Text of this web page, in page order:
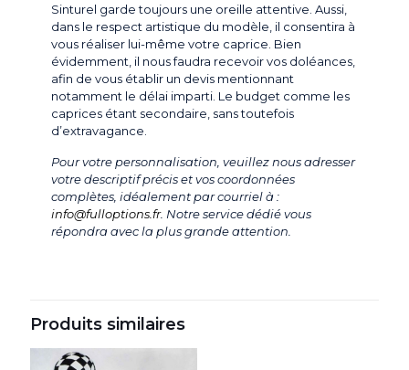
Sinturel garde toujours une oreille attentive. Aussi,
dans le respect artistique du modèle, il consentira à
vous réaliser lui-même votre caprice. Bien
évidemment, il nous faudra recevoir vos doléances
afin de vous établir un devis mentionnant
notamment le délai imparti. Le budget comme les
caprices étant secondaire, sans toutefois
d’extravagance.
Pour votre personnalisation, veuillez nous adresser
votre descriptif précis et vos coordonnées
complètes, idéalement par courriel à :
info@fulloptions.fr. Notre service dédié vous
répondra avec la plus grande attention.
Produits similaires